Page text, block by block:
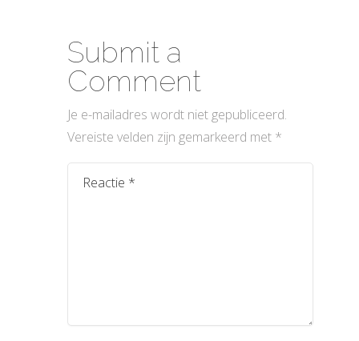
Submit a
Comment
Je e-mailadres wordt niet gepubliceerd.
Vereiste velden zijn gemarkeerd met *